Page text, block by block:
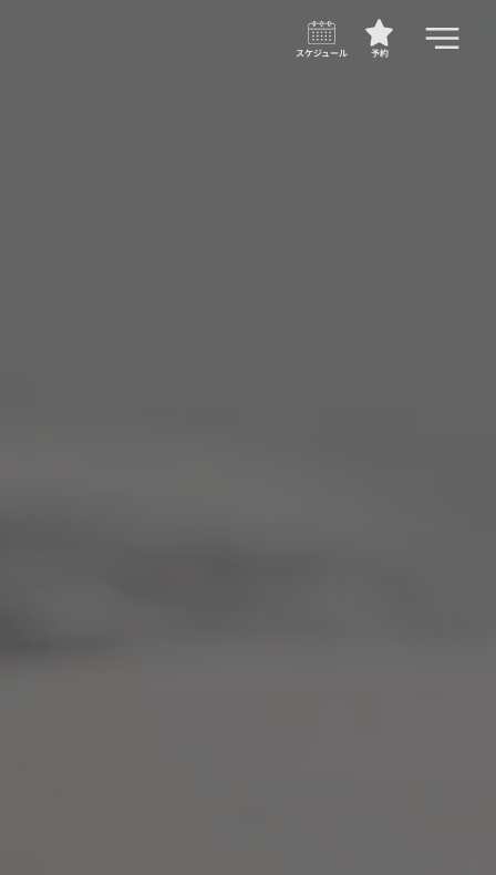
予約
スケジュール